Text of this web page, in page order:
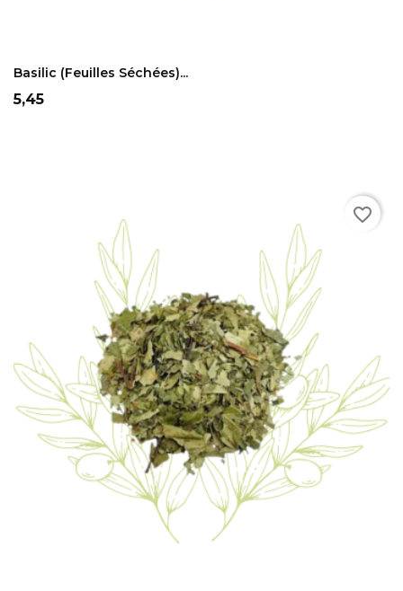
Basilic (feuilles Séchées)...
Prix
5,45
favorite_border